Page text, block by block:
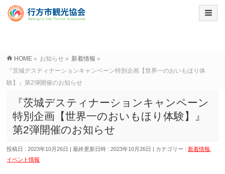
HOME » お知らせ » 新着情報 »
『茨城デスティナーションキャンペーン特別企画【世界一のおいもほり体
験】』第2弾開催のお知らせ
『茨城デスティナーションキャンペーン
特別企画【世界一のおいもほり体験】』
第2弾開催のお知らせ
投稿日 : 2023年10月26日 最終更新日時 : 2023年10月26日 カテゴリー : 新着情報
イベント情報